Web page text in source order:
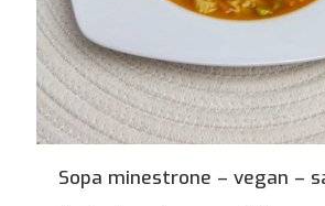
Sopa minestrone – vegan –